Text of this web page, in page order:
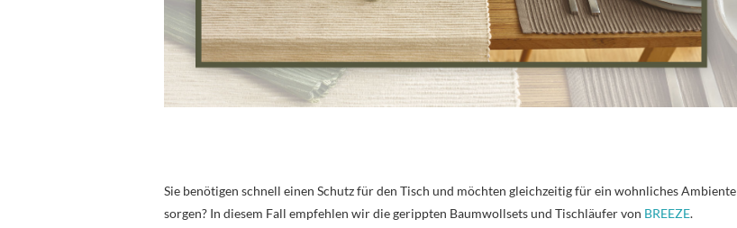
Sie benötigen schnell einen Schutz für den Tisch und möchten gleichzeitig für ein wohnliches Ambiente
sorgen? In diesem Fall empfehlen wir die gerippten Baumwollsets und Tischläufer von BREEZE.